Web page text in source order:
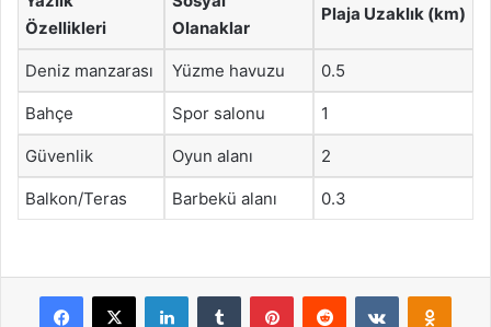
Özellikleri
Olanaklar
Plaja Uzaklık (km)
Deniz manzarası Yüzme havuzu 0.5
Bahçe Spor salonu 1
Güvenlik Oyun alanı 2
Balkon/Teras Barbekü alanı 0.3
Facebook
X LinkedInTumblr PinterestReddit VKontakte